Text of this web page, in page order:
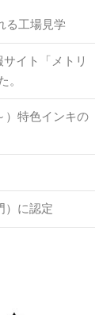
る工場見学
イト「メトリ
。
）特色インキの
）に認定